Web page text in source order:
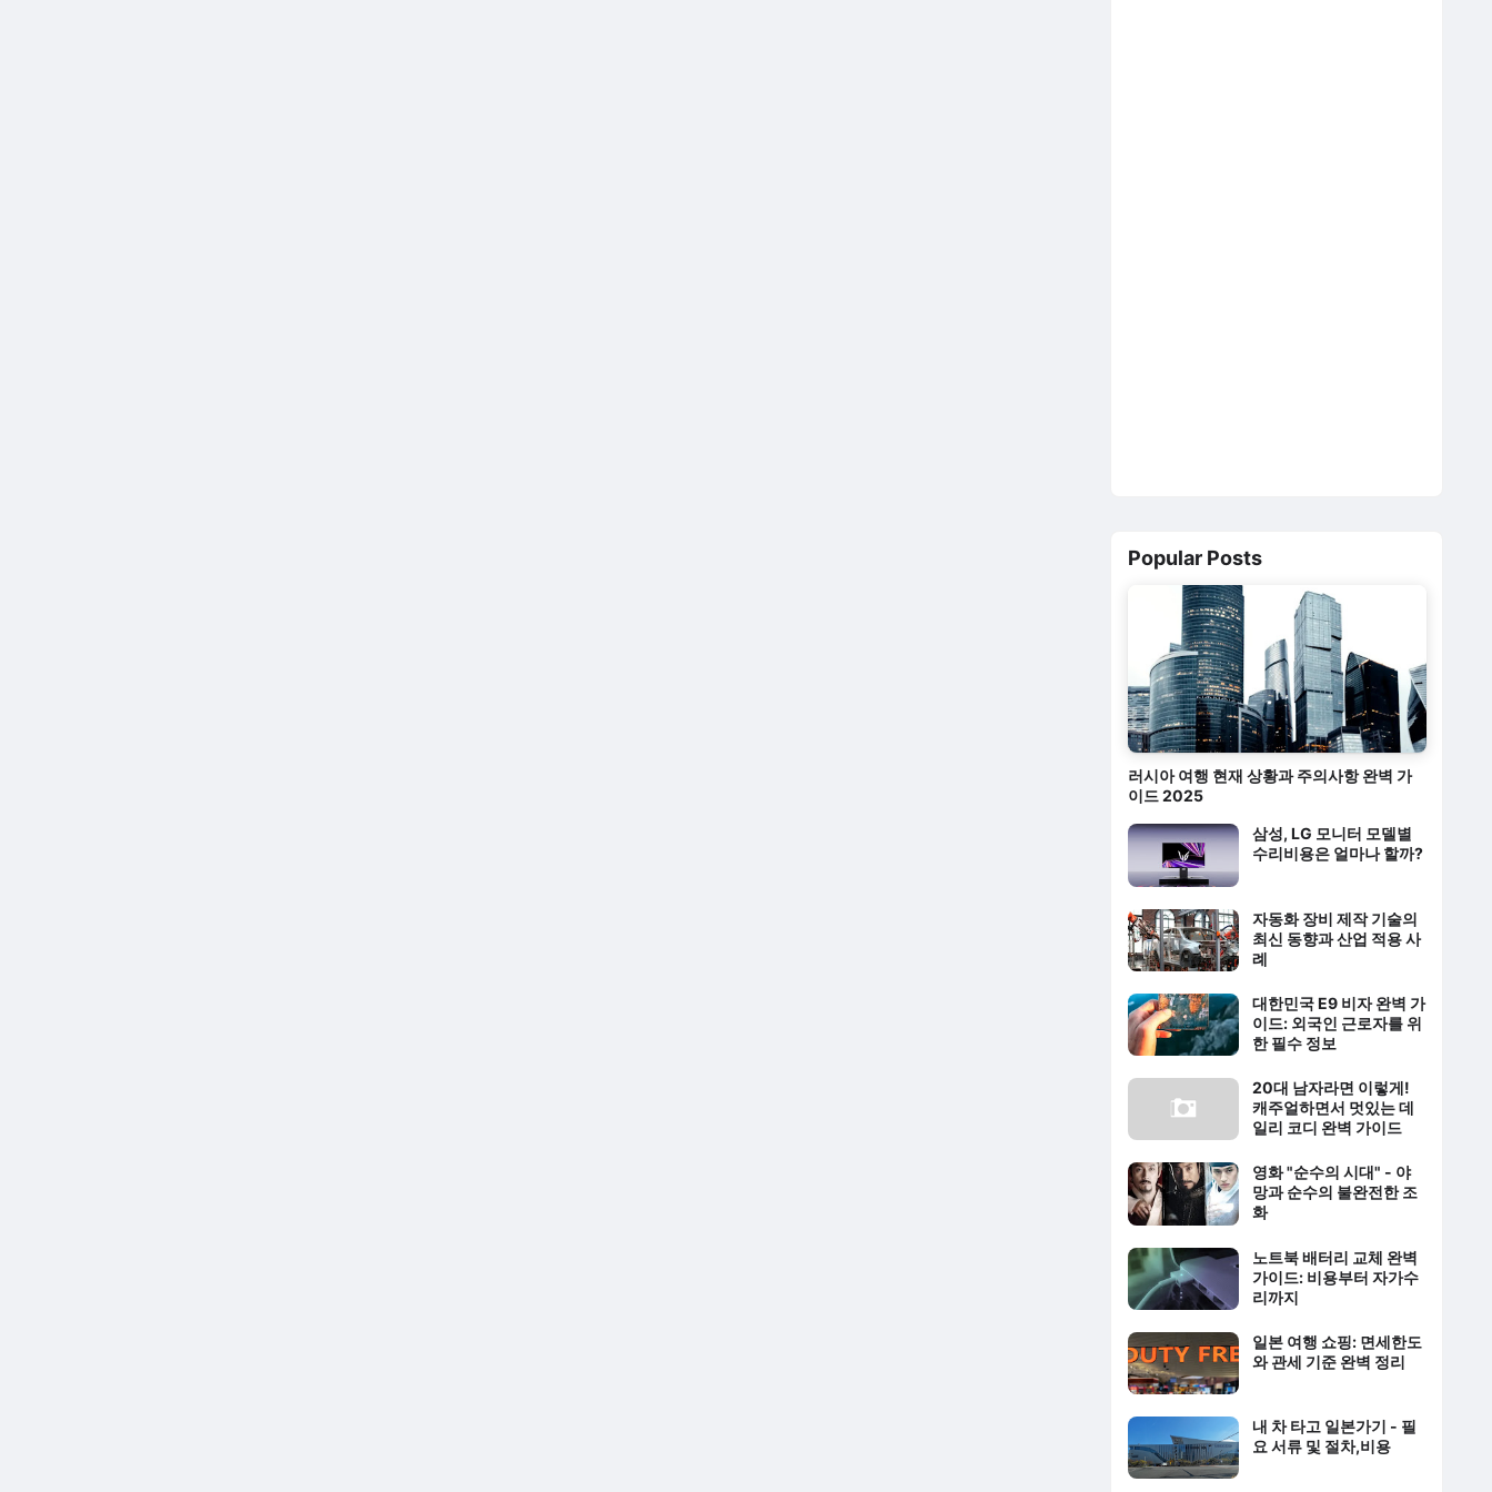
Popular Posts
러시아 여행 현재 상황과 주의사항 완벽 가
이드 2025
삼성, LG 모니터 모델별
수리비용은 얼마나 할까?
자동화 장비 제작 기술의
최신 동향과 산업 적용 사
례
대한민국 E9 비자 완벽 가
이드: 외국인 근로자를 위
한 필수 정보
20대 남자라면 이렇게!
캐주얼하면서 멋있는 데
일리 코디 완벽 가이드
영화 "순수의 시대" - 야
망과 순수의 불완전한 조
화
노트북 배터리 교체 완벽
가이드: 비용부터 자가수
리까지
일본 여행 쇼핑: 면세한도
와 관세 기준 완벽 정리
내 차 타고 일본가기 - 필
요 서류 및 절차,비용